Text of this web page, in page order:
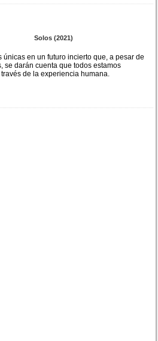
Solos (2021)
únicas en un futuro incierto que, a pesar de
se darán cuenta que todos estamos
de la experiencia humana.